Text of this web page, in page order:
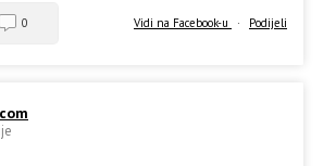
Vidi na Facebook-u · Podijeli
0